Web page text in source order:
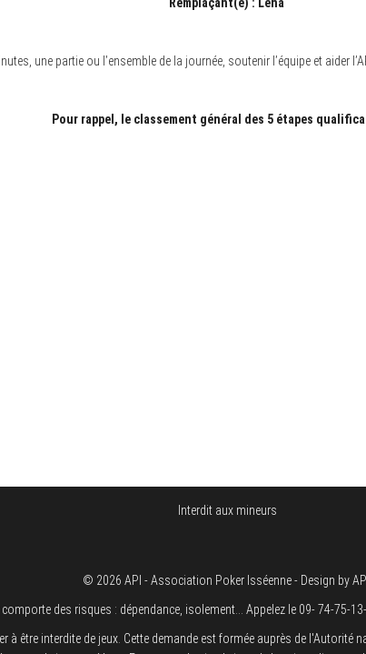
une partie ou l’ensemble de la journée, soutenir l’équipe et aider
Pour rappel, le classement général des 5 étapes
Interdit aux mineurs
© 2026 API - Association Poker Isséenne - Design by API
des risques : dépendance, isolement... Appelez le 09- 74-75-
à être interdite de jeux. Cette demande est formée auprès de